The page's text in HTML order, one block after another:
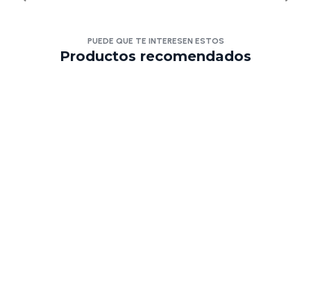
PUEDE QUE TE INTERESEN ESTOS
Productos recomendados